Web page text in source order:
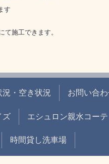
す
施工できます。
況・空き状況 お問い合
ズ エシュロン親水コー
時間貸し洗車場